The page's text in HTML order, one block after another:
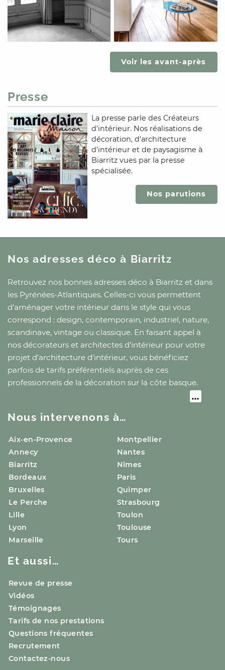
Voir les avant-après
Presse
La presse parle des Créateurs
d'intérieur. Nos réalisations de
décoration, d'architecture
d'intérieur et de paysagisme à
Biarritz vues par la presse
spécialisée.
Nos parutions
Nos adresses décoà Biarritz
Retrouvez nos bonnes adresses déco à Biarritz et dans
les Pyrénées-Atlantiques. Celles-ci vous permettent
d’aménager votre intérieur dans le style qui vous
correspond : design, contemporain, industriel, nature,
scandinave, vintage ou classique. En faisant appel à
nos décorateurs et architectes d’intérieur pour votre
projet d’architecture d’intérieur, vous bénéficiez
parfois de tarifs préférentiels auprès de ces
professionnels de la décoration sur la côte basque.
Nous intervenons à…
Aix-en-Provence
Annecy
Biarritz
Bordeaux
Bruxelles
Le Perche
Lille
Lyon
Marseille
Montpellier
Nantes
Nîmes
Paris
Quimper
Strasbourg
Toulon
Toulouse
Tours
Et aussi…
Revue de presse
Vidéos
Témoignages
Tarifs de nos prestations
Questions fréquentes
Recrutement
Contactez-nous